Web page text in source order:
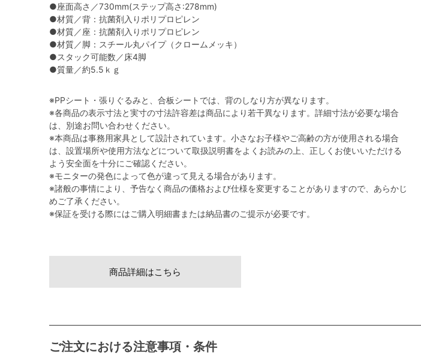
●座面高さ／730mm(ステップ高さ:278mm)
●材質／背：抗菌剤入りポリプロピレン
●材質／座：抗菌剤入りポリプロピレン
●材質／脚：スチール丸パイプ（クロームメッキ）
●スタック可能数／床4脚
●質量／約5.5ｋｇ
※PPシート・張りぐるみと、合板シートでは、背のしなり方が異なります。
※各商品の表示寸法と実寸の寸法許容差は商品により若干異なります。詳細寸法が必要な場合
は、別途お問い合わせください。
※本商品は事務用家具として設計されています。小さなお子様やご高齢の方が使用される場合
は、設置場所や使用方法などについて取扱説明書をよくお読みの上、正しくお使いいただける
よう安全面を十分にご確認ください。
※モニターの発色によって色が違って見える場合があります。
※諸般の事情により、予告なく商品の価格および仕様を変更することがありますので、あらかじ
めご了承ください。
※保証を受ける際にはご購入明細書または納品書のご提示が必要です。
商品詳細はこちら
ご注文における注意事項・条件